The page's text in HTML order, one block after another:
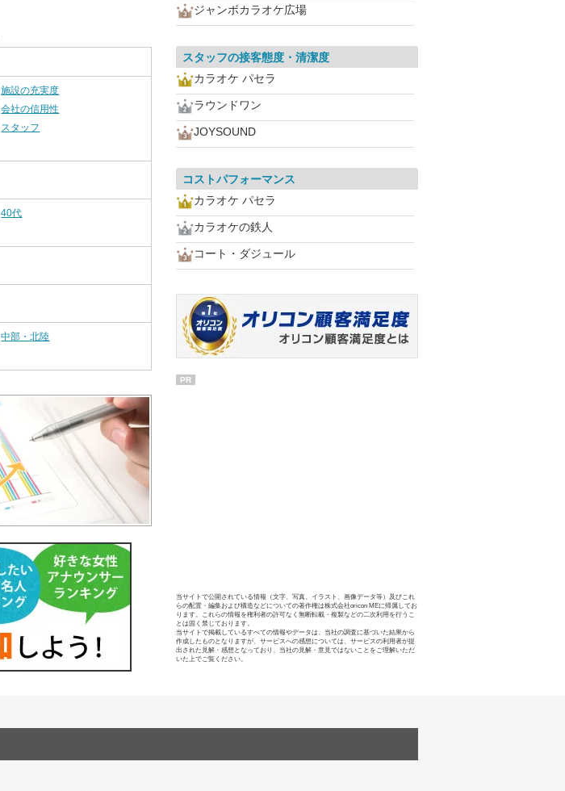
施設の充実度
会社の信用性
スタッフ
40代
中部・北陸
ジャンボカラオケ広場
スタッフの接客態度・清潔度
カラオケ パセラ
ラウンドワン
JOYSOUND
コストパフォーマンス
カラオケ パセラ
カラオケの鉄人
コート・ダジュール
PR
当サイトで公開されている情報（文字、写真、イラスト、画像データ等）及びこれ
らの配置・編集および構造などについての著作権は株式会社oricon MEに帰属してお
ります。これらの情報を権利者の許可なく無断転載・複製などの二次利用を行うこ
とは固く禁じております。
当サイトで掲載しているすべての情報やデータは、当社の調査に基づいた結果から
作成したものとなりますが、サービスへの感想については、サービスの利用者が提
出された見解・感想となっており、当社の見解・意見ではないことをご理解いただ
いた上でご覧ください。